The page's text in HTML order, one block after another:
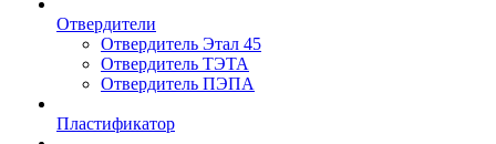
Отвердители
Отвердитель Этал 45
Отвердитель ТЭТА
Отвердитель ПЭПА
Пластификатор